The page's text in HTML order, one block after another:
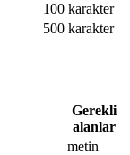
100 karakter
500 karakter
Gerekli
alanlar
metin